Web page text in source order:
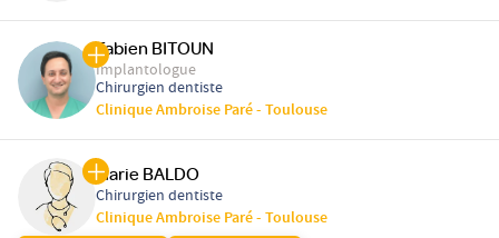
Fabien BITOUN
Implantologue
Chirurgien dentiste
Clinique Ambroise Paré - Toulouse
Marie BALDO
Chirurgien dentiste
Clinique Ambroise Paré - Toulouse